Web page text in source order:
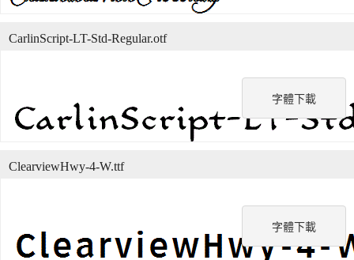
字體下載
CarlinScript-LT-Std-Regular.otf
字體下載
ClearviewHwy-4-W.ttf